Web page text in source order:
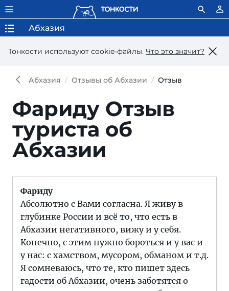
Тонкости используют сookie-файлы. Что это значит?
Абхазия
Абхазия Отзывы об Абхазии Отзыв
Фариду Отзыв
туриста об
Абхазии
Фариду
Абсолютно с Вами согласна. Я живу в
глубинке России и всё то, что есть в
Абхазии негативного, вижу и у себя.
Конечно, с этим нужно бороться и у вас и
у нас: с хамством, мусором, обманом и т.д.
Я сомневаюсь, что те, кто пишет здесь
гадости об Абхазии, очень заботятся о